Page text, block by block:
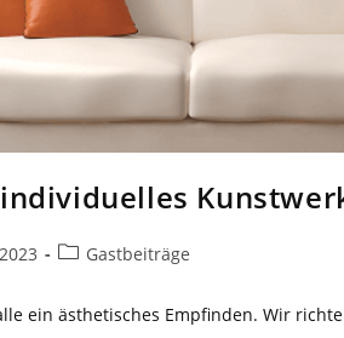
Beitrags-
Gastbeiträge
ein ästhetisches Empfinden. Wir